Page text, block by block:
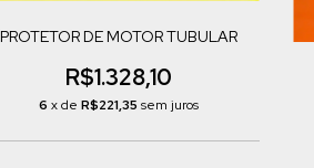
PROTETOR DE MOTOR TUBULAR
R$1.328,10
6 x de R$221,35 sem juros